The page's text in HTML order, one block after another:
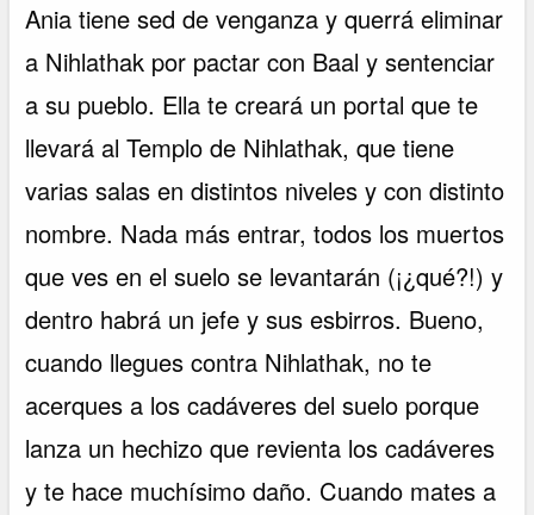
Ania tiene sed de venganza y querrá eliminar
a Nihlathak por pactar con Baal y sentenciar
a su pueblo. Ella te creará un portal que te
llevará al Templo de Nihlathak, que tiene
varias salas en distintos niveles y con distinto
nombre. Nada más entrar, todos los muertos
que ves en el suelo se levantarán (¡¿qué?!) y
dentro habrá un jefe y sus esbirros. Bueno,
cuando llegues contra Nihlathak, no te
acerques a los cadáveres del suelo porque
lanza un hechizo que revienta los cadáveres
y te hace muchísimo daño. Cuando mates a